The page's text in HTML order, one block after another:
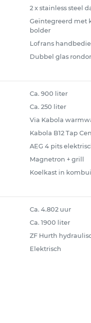
2 x stainless steel
Geïntegreerd met
bolder
Lofrans
Dubbel glas
Ca. 900 liter
Ca. 250 liter
Via Kabola
Kabola B12 Tap
AEG 4 pits
Magnetron + grill
Koelkast in
Ca. 4.802 uur
Ca. 1900 liter
ZF Hurth
Elektrisch